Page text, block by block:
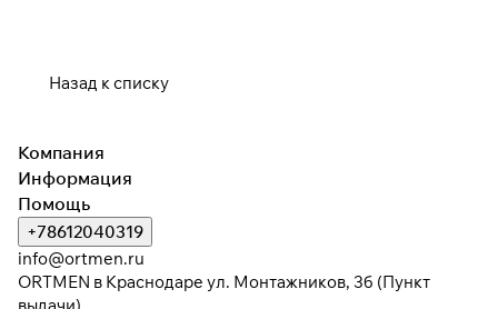
Назад к списку
Компания
Информация
Помощь
+78612040319
info@ortmen.ru
ORTMEN в Краснодаре ул. Монтажников, 3б (Пункт